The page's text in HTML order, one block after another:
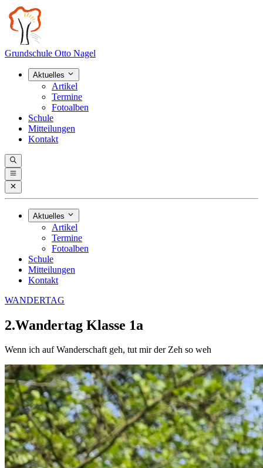
Grundschule Otto Nagel
Aktuelles
Artikel
Termine
Fotoalben
Schule
Mitteilungen
Kontakt
Aktuelles
Artikel
Termine
Fotoalben
Schule
Mitteilungen
Kontakt
WANDERTAG
2.Wandertag Klasse 1a
Wenn ich auf Wanderschaft geh, tut mir der Zeh so weh